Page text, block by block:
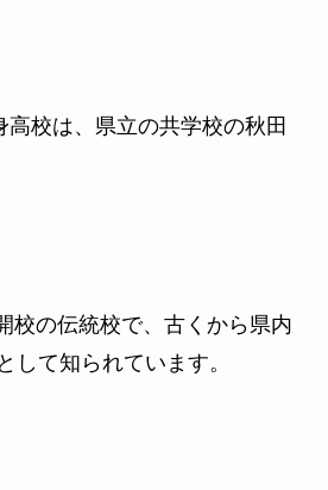
校は、県立の共学校の秋田
校の伝統校で、古くから県内
して知られています。